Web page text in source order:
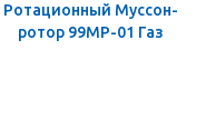
Ротационный Муссон-
ротор 99МР-01 Газ